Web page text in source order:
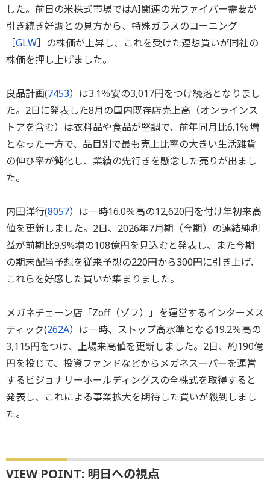
した。前日の米株式市場ではAI関連の光ファイバー需要が
引き続き好調との見方から、特殊ガラスのコーニング
［GLW］の株価が上昇し、これを受けた連想買いが同社の
株価を押し上げました。
良品計画(7453）は3.1％安の3,017円をつけ続落となりまし
た。2日に発表した8月の国内既存店売上高（オンラインス
トアを含む）は衣料品や食品が堅調で、前年同月比6.1％増
となった一方で、品目別で最も売上比率の大きい生活雑貨
の伸び率が鈍化し、業績の先行きを懸念した売りが出まし
た。
内田洋行(8057）は一時16.0％高の12,620円を付け年初来高
値を更新しました。2日、2026年7月期（今期）の連結純利
益が前期比9.9%増の108億円を見込むと発表し、また今期
の期末配当予想を従来予想の220円から300円に引き上げ、
これらを好感した買いが集まりました。
メガネチェーン店「Zoff（ゾフ）」を運営するインターメス
ティック(262A）は一時、ストップ高水準となる19.2％高の
3,115円をつけ、上場来高値を更新しました。2日、約190億
円を投じて、投資ファンドなどからメガネスーパーを運営
するビジョナリーホールディングスの全株式を取得すると
発表し、これによる事業拡大を期待した買いが殺到しまし
た。
VIEW POINT: 明日への視点